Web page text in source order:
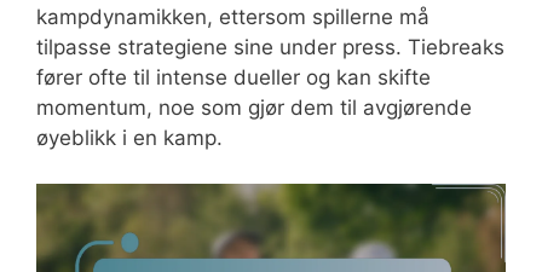
kampdynamikken, ettersom spillerne må
tilpasse strategiene sine under press. Tiebreaks
fører ofte til intense dueller og kan skifte
momentum, noe som gjør dem til avgjørende
øyeblikk i en kamp.